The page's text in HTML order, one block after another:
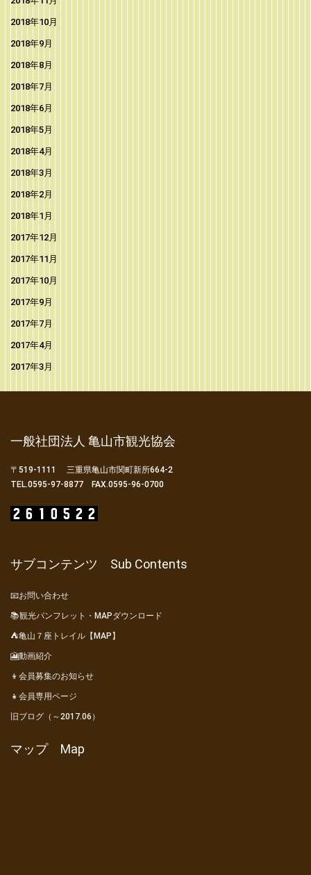
2018年10月
2018年9月
2018年8月
2018年7月
2018年6月
2018年5月
2018年4月
2018年3月
2018年2月
2018年1月
2017年12月
2017年11月
2017年10月
2017年9月
2017年7月
2017年4月
2017年3月
一般社団法人 亀山市観光協会
〒519-1111 三重県亀山市関町新所664-2
TEL.0595-97-8877 FAX.0595-96-0700
サブコンテンツ Sub Contents
📧お問い合わせ
📚観光パンフレット・MAPダウンロード
⛺亀山７座トレイル【MAP】
🎦動画紹介
👦会員募集のお知らせ
👧会員専用ページ
旧ブログ（～2017.06）
マップ Map